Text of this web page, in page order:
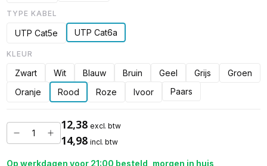
TYPE KABEL
UTP Cat5e UTP Cat6a
KLEUR
Zwart Wit Blauw Bruin Geel Grijs
Groen
Oranje
Rood Roze Ivoor Paars
12,38 excl. btw
14,98 incl. btw
Op werkdagen voor 21:00 besteld, morgen in huis